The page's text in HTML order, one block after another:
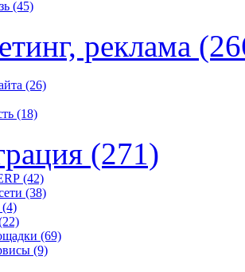
(45)
реклама
(26)
(18)
(271)
(42)
(38)
(4)
(69)
(9)